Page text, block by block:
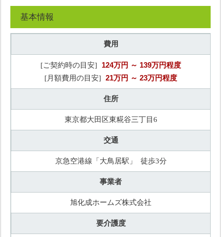
基本情報
費用
[ご契約時の目安] 124万円 ～ 139万円程度
[月額費用の目安] 21万円 ～ 23万円程度
住所
東京都大田区東糀谷三丁目6
交通
京急空港線「大鳥居駅」 徒歩3分
事業者
旭化成ホームズ株式会社
要介護度